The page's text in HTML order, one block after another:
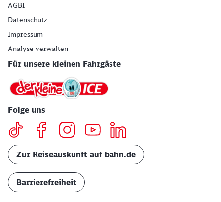
AGBI
Datenschutz
Impressum
Analyse verwalten
Für unsere kleinen Fahrgäste
Folge uns
Zur Reiseauskunft auf bahn.de
Barrierefreiheit